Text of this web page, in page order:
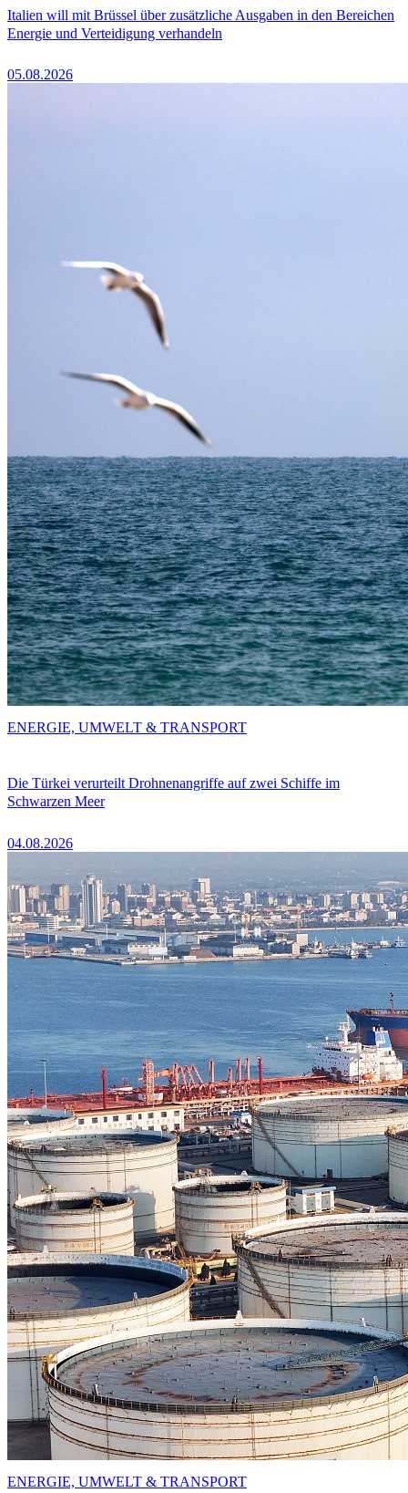
Italien will mit Brüssel über zusätzliche Ausgaben in den Bereichen
Energie und Verteidigung verhandeln
05.08.2026
Die Türkei verurteilt Drohnenangriffe auf zwei Schiffe im
Schwarzen Meer
04.08.2026
ENERGIE, UMWELT & TRANSPORT
ENERGIE, UMWELT & TRANSPORT